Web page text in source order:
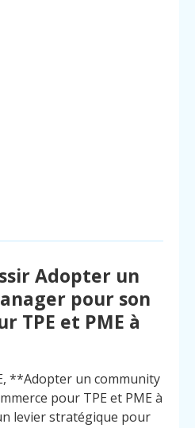
Adopter un
pour son
TPE et PME à
**Adopter un community
pour TPE et PME à
levier stratégique pour